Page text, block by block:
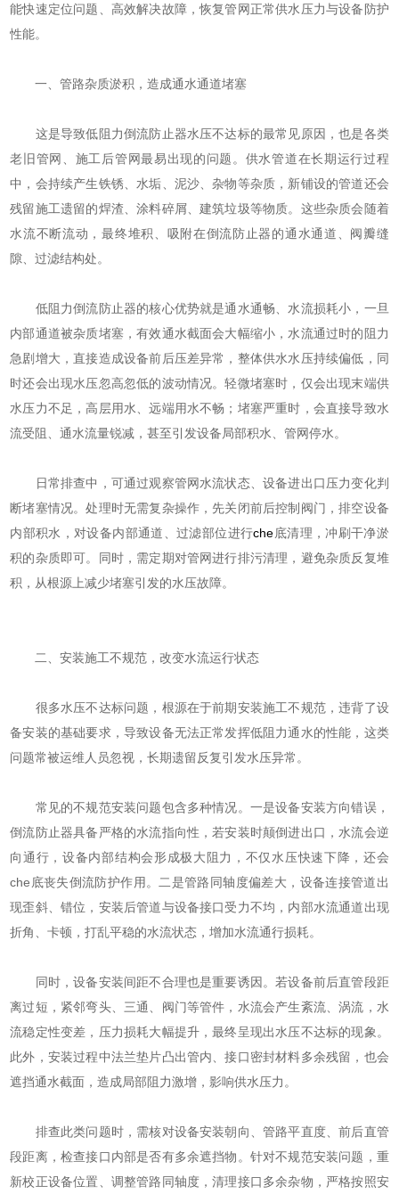
能快速定位问题、高效解决故障，恢复管网正常供水压力与设备防护
性能。
一、管路杂质淤积，造成通水通道堵塞
这是导致低阻力倒流防止器水压不达标的最常见原因，也是各类
老旧管网、施工后管网最易出现的问题。供水管道在长期运行过程
中，会持续产生铁锈、水垢、泥沙、杂物等杂质，新铺设的管道还会
残留施工遗留的焊渣、涂料碎屑、建筑垃圾等物质。这些杂质会随着
水流不断流动，最终堆积、吸附在倒流防止器的通水通道、阀瓣缝
隙、过滤结构处。
低阻力倒流防止器的核心优势就是通水通畅、水流损耗小，一旦
内部通道被杂质堵塞，有效通水截面会大幅缩小，水流通过时的阻力
急剧增大，直接造成设备前后压差异常，整体供水水压持续偏低，同
时还会出现水压忽高忽低的波动情况。轻微堵塞时，仅会出现末端供
水压力不足，高层用水、远端用水不畅；堵塞严重时，会直接导致水
流受阻、通水流量锐减，甚至引发设备局部积水、管网停水。
日常排查中，可通过观察管网水流状态、设备进出口压力变化判
断堵塞情况。处理时无需复杂操作，先关闭前后控制阀门，排空设备
内部积水，对设备内部通道、过滤部位进行che底清理，冲刷干净淤
积的杂质即可。同时，需定期对管网进行排污清理，避免杂质反复堆
积，从根源上减少堵塞引发的水压故障。
二、安装施工不规范，改变水流运行状态
很多水压不达标问题，根源在于前期安装施工不规范，违背了设
备安装的基础要求，导致设备无法正常发挥低阻力通水的性能，这类
问题常被运维人员忽视，长期遗留反复引发水压异常。
常见的不规范安装问题包含多种情况。一是设备安装方向错误，
倒流防止器具备严格的水流指向性，若安装时颠倒进出口，水流会逆
向通行，设备内部结构会形成极大阻力，不仅水压快速下降，还会
che底丧失倒流防护作用。二是管路同轴度偏差大，设备连接管道出
现歪斜、错位，安装后管道与设备接口受力不均，内部水流通道出现
折角、卡顿，打乱平稳的水流状态，增加水流通行损耗。
同时，设备安装间距不合理也是重要诱因。若设备前后直管段距
离过短，紧邻弯头、三通、阀门等管件，水流会产生紊流、涡流，水
流稳定性变差，压力损耗大幅提升，最终呈现出水压不达标的现象。
此外，安装过程中法兰垫片凸出管内、接口密封材料多余残留，也会
遮挡通水截面，造成局部阻力激增，影响供水压力。
排查此类问题时，需核对设备安装朝向、管路平直度、前后直管
段距离，检查接口内部是否有多余遮挡物。针对不规范安装问题，重
新校正设备位置、调整管路同轴度，清理接口多余杂物，严格按照安